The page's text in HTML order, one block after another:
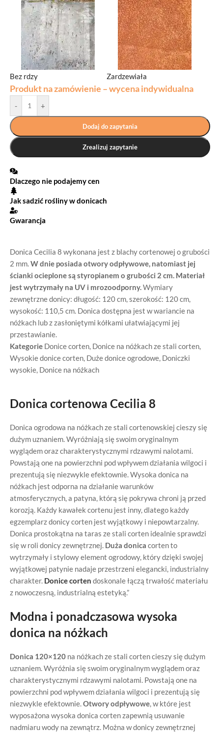
Donica Cecilia 8 wykonana jest z blachy cortenowej o grubości
2 mm.W dnie posiada otwory odpływowe, natomiast jej
ścianki ocieplone są styropianem o grubości 2 cm. Materiał
jest wytrzymały na UV i mrozoodporny.Wymiary
zewnętrzne donicy: długość: 120 cm, szerokość: 120 cm,
wysokość: 110,5 cm. Donica dostępna jest w wariancie na
nóżkach lub z zasłoniętymi kółkami ułatwiającymi jej
przestawianie.
Kategorie Donice corten, Donice na nóżkach ze stali corten,
Wysokie donice corten, Duże donice ogrodowe, Doniczki
wysokie, Donice na nóżkach
Donica cortenowa Cecilia 8
Donica ogrodowa na nóżkach ze stali cortenowskiej cieszy się
dużym uznaniem. Wyróżniają się swoim oryginalnym
wyglądem oraz charakterystycznymi rdzawymi nalotami.
Powstają one na powierzchni pod wpływem działania wilgoci i
prezentują się niezwykle efektownie. Wysoka donica na
nóżkach jest odporna na działanie warunków
atmosferycznych, a patyna, którą się pokrywa chroni ją przed
korozją. Każdy kawałek cortenu jest inny, dlatego każdy
egzemplarz donicy corten jest wyjątkowy i niepowtarzalny.
Donica prostokątna na taras ze stali corten idealnie sprawdzi
się w roli donicy zewnętrznej. Duża donica corten to
wytrzymały i stylowy element ogrodowy, który dzięki swojej
wyjątkowej patynie nadaje przestrzeni elegancki, industrialny
charakter. Donice corten doskonale łączą trwałość materiału
z nowoczesną, industrialną estetyką.”
Modna i ponadczasowa wysoka
donica na nóżkach
Donica 120×120 na nóżkach ze stali corten cieszy się dużym
uznaniem. Wyróżnia się swoim oryginalnym wyglądem oraz
charakterystycznymi rdzawymi nalotami. Powstają one na
powierzchni pod wpływem działania wilgoci i prezentują się
niezwykle efektownie.Otwory odpływowe, w które jest
wyposażona wysoka donica corten zapewnią usuwanie
nadmiaru wody na zewnątrz. Można w donicy zewnętrznej
Bez rdzy Zardzewiała
Produkt na zamówienie – wycena indywidualna
- +
Dodaj do zapytania
Zrealizuj zapytanie
Dlaczego nie podajemy cen
Jak sadzić rośliny w donicach
Gwarancja